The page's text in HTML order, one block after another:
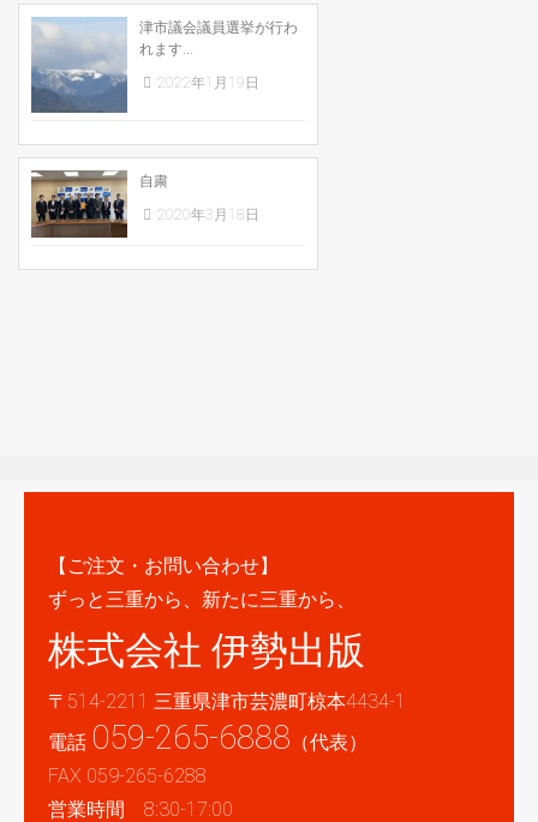
パートナーシップ
お問い合わせ
サイトマップ
津市議会議員選挙が行わ
れます...
2022年1月19日
自粛
2020年3月18日
【ご注文・お問い合わせ】
ずっと三重から、新たに三重から、
株式会社 伊勢出版
〒514-2211 三重県津市芸濃町椋本4434-1
電話 059-265-6888 （代表）
FAX 059-265-6288
営業時間 8:30-17:00